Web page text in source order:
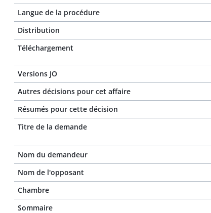
Langue de la procédure
Distribution
Téléchargement
Versions JO
Autres décisions pour cet affaire
Résumés pour cette décision
Titre de la demande
Nom du demandeur
Nom de l'opposant
Chambre
Sommaire